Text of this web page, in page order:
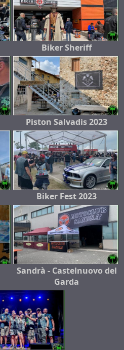
Biker Sheriff
Piston Salvadis 2023
Biker Fest 2023
Sandrà - Castelnuovo del
Garda